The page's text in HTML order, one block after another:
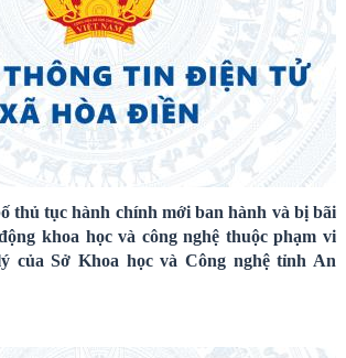
thủ tục hành chính mới ban hành và bị bãi
khoa học và công nghệ thuộc phạm vi
của Sở Khoa học và Công nghệ tỉnh An